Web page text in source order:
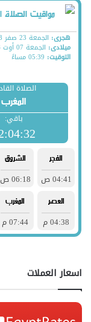
اسعار العملات